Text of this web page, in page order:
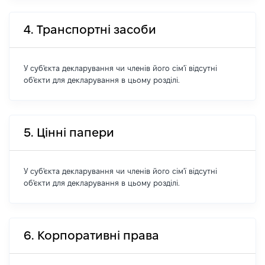
4. Транспортні засоби
У суб'єкта декларування чи членів його сім'ї відсутні
об'єкти для декларування в цьому розділі.
5. Цінні папери
У суб'єкта декларування чи членів його сім'ї відсутні
об'єкти для декларування в цьому розділі.
6. Корпоративні права